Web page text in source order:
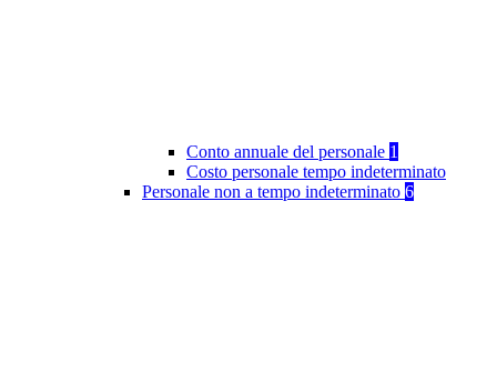
Conto annuale del personale 1
Costo personale tempo indeterminato
Personale non a tempo indeterminato 6